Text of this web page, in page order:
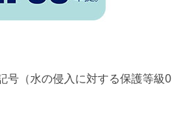
号（水の侵入に対する保護等級0